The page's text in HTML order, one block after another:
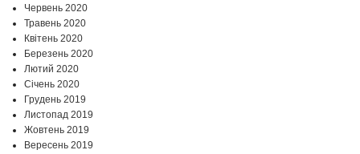
Червень 2020
Травень 2020
Квітень 2020
Березень 2020
Лютий 2020
Січень 2020
Грудень 2019
Листопад 2019
Жовтень 2019
Вересень 2019